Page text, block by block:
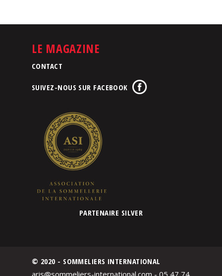
LE MAGAZINE
CONTACT
SUIVEZ-NOUS SUR FACEBOOK
PARTENAIRE SILVER
© 2020 - SOMMELIERS INTERNATIONAL
aris@sommeliers-international.com - 05 47 74